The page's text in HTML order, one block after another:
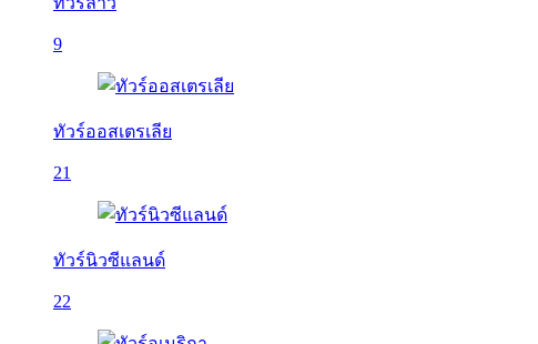
9
ทัวร์ออสเตรเลีย
21
ทัวร์นิวซีแลนด์
22